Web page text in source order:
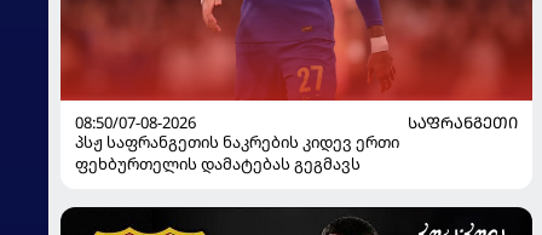
08:50/07-08-2026
ᲡᲐᲤᲠᲐᲜᲒᲔᲗᲘ
პსჟ საფრანგეთის ნაკრების კიდევ ერთი
ფეხბურთელის დამატებას გეგმავს